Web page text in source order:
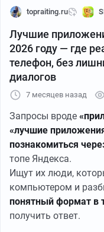
HeartLine подойдёт
Подходит для:
общения по
знакомств в
вдумчивых
FreeTalk — чат для
👉Ссылка →
FreeTalk — простой
разговор без
topraiting.ru
Лучшие
2026 году — где
телефон, без
диалогов
7 месяцев назад
Запросы вроде
«лучшие
познакомиться
топе Яндекса.
Ищут их люди,
компьютером и
понятный формат в
получить ответ.